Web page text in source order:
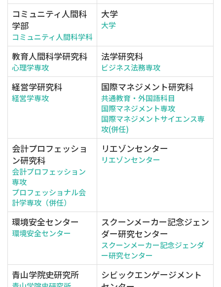
コミュニティ人間科
学部
コミュニティ人間科学科
大学
大学
教育人間科学研究科
心理学専攻
法学研究科
ビジネス法務専攻
経営学研究科
経営学専攻
国際マネジメント研究科
共通教育・外国語科目
国際マネジメント専攻
国際マネジメントサイエンス専
攻(併任)
会計プロフェッショ
ン研究科
会計プロフェッション
専攻
プロフェッショナル会
計学専攻（併任）
リエゾンセンター
リエゾンセンター
環境安全センター
環境安全センター
スクーンメーカー記念ジェン
ダー研究センター
スクーンメーカー記念ジェンダ
ー研究センター
青山学院史研究所
シビックエンゲージメント